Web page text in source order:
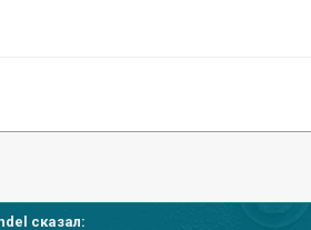
сказал: